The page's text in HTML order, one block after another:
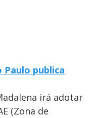
Paulo publica
irá adotar
(Zona de